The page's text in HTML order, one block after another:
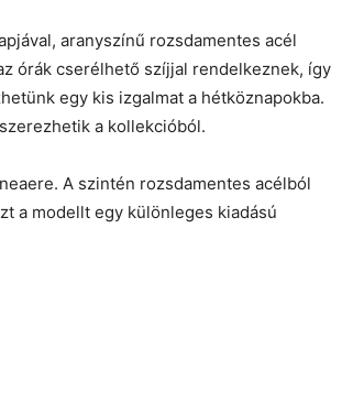
aranyszínű rozsdamentes acél
órák cserélhető szíjjal rendelkeznek, így
egy kis izgalmat a hétköznapokba.
a kollekcióból.
A szintén rozsdamentes acélból
a modellt egy különleges kiadású